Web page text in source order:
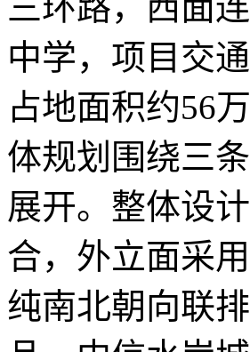
中学，项目交
占地面积约56
体规划围绕三
展开。整体设
合，外立面采
纯南北朝向联